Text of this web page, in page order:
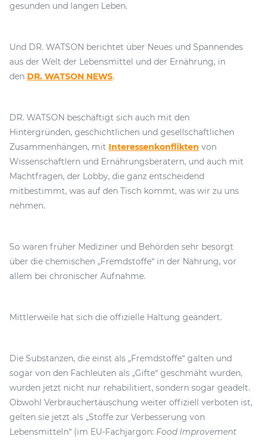
gesunden und langen Leben.
Und DR. WATSON berichtet über Neues und Spannendes
aus der Welt der Lebensmittel und der Ernährung, in
den DR. WATSON NEWS.
DR. WATSON beschäftigt sich auch mit den
Hintergründen, geschichtlichen und gesellschaftlichen
Zusammenhängen, mit Interessenkonflikten von
Wissenschaftlern und Ernährungsberatern, und auch mit
Machtfragen, der Lobby, die ganz entscheidend
mitbestimmt, was auf den Tisch kommt, was wir zu uns
nehmen.
So waren früher Mediziner und Behörden sehr besorgt
über die chemischen „Fremdstoffe“ in der Nahrung, vor
allem bei chronischer Aufnahme.
Mittlerweile hat sich die offizielle Haltung geändert.
Die Substanzen, die einst als „Fremdstoffe“ galten und
sogar von den Fachleuten als „Gifte“ geschmäht wurden,
wurden jetzt nicht nur rehabilitiert, sondern sogar geadelt.
Obwohl Verbrauchertäuschung weiter offiziell verboten ist,
gelten sie jetzt als „Stoffe zur Verbesserung von
Lebensmitteln“ (im EU-Fachjargon: Food Improvement